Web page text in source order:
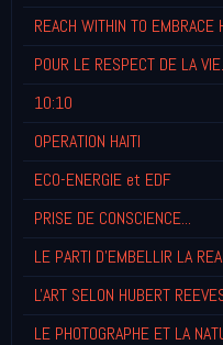
REACH WITHIN TO EMBRACE
POUR LE RESPECT DE LA
10:10
OPERATION HAITI
ECO-ENERGIE et EDF
PRISE DE CONSCIENCE...
LE PARTI D'EMBELLIR LA
L'ART SELON HUBERT
LE PHOTOGRAPHE ET LA